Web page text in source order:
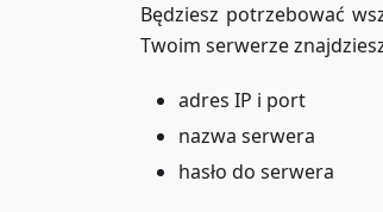
Będziesz potrzebować
Twoim serwerze
adres IP i port
nazwa serwera
hasło do serwera